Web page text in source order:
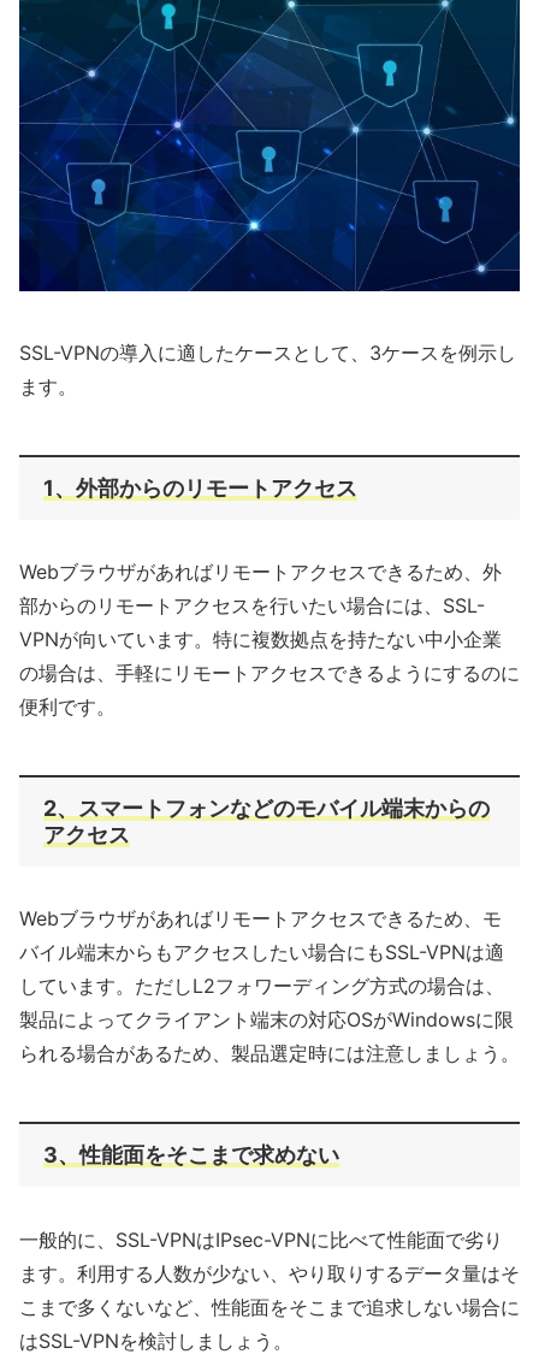
SSL-VPNの導入に適したケースとして、3ケースを例示し
ます。
1、外部からのリモートアクセス
Webブラウザがあればリモートアクセスできるため、外
部からのリモートアクセスを行いたい場合には、SSL-
VPNが向いています。特に複数拠点を持たない中小企業
の場合は、手軽にリモートアクセスできるようにするのに
便利です。
2、スマートフォンなどのモバイル端末からの
アクセス
Webブラウザがあればリモートアクセスできるため、モ
バイル端末からもアクセスしたい場合にもSSL-VPNは適
しています。ただしL2フォワーディング方式の場合は、
製品によってクライアント端末の対応OSがWindowsに限
られる場合があるため、製品選定時には注意しましょう。
3、性能面をそこまで求めない
一般的に、SSL-VPNはIPsec-VPNに比べて性能面で劣り
ます。利用する人数が少ない、やり取りするデータ量はそ
こまで多くないなど、性能面をそこまで追求しない場合に
はSSL-VPNを検討しましょう。